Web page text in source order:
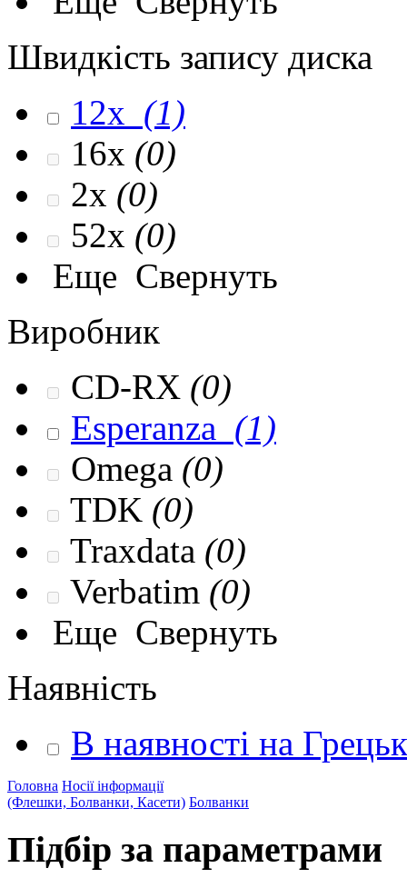
Швидкість запису диска
12x (1)
16x (0)
2x (0)
52x (0)
Еще Свернуть
Виробник
CD-RX (0)
Esperanza (1)
Omega (0)
TDK (0)
Traxdata (0)
Verbatim (0)
Еще Свернуть
Наявність
В наявності на
Головна Носії інформації
(Флешки, Болванки, Касети) Болванки
Підбір за параметрами